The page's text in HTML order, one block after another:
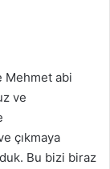
Mehmet abi
ve
çıkmaya
Bu bizi biraz